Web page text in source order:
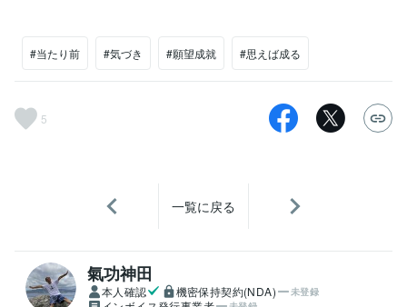
#当たり前 #気づき #願望成就 #思えば成る
5
一覧に戻る
氣功神田
本人確認 機密保持契約(NDA) 未登録